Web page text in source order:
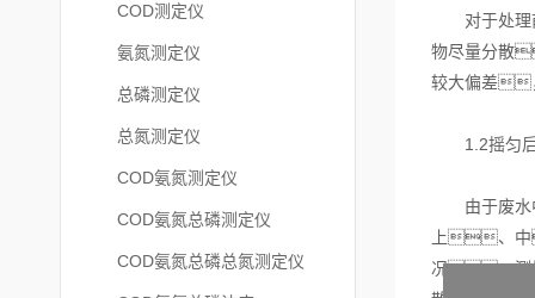
COD测定仪
氨氮测定仪
总磷测定仪
总氮测定仪
COD氨氮测定仪
COD氨氮总磷测定仪
COD氨氮总磷总氮测定仪
对于处理
物尽量分散
较大偏差
1.2摇匀后
由于废水
上、中
况，测